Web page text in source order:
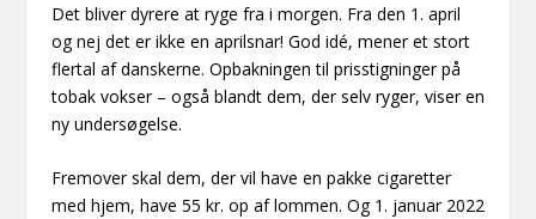
Det bliver dyrere at ryge fra i morgen. Fra den 1. april
og nej det er ikke en aprilsnar! God idé, mener et stort
flertal af danskerne. Opbakningen til prisstigninger på
tobak vokser – også blandt dem, der selv ryger, viser en
ny undersøgelse.
Fremover skal dem, der vil have en pakke cigaretter
med hjem, have 55 kr. op af lommen. Og 1. januar 2022